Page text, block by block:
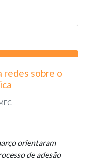
redes sobre o
orientaram
de adesão